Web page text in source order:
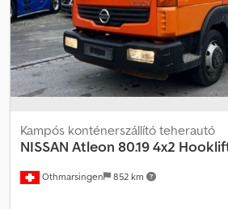
Értékesítés kizárólag kereskedőknek és
20362 !!!! Kulcsszám: 174 !!!!
Othmarsingen 852 km
Kampós konténerszállító teherautó
NISSAN Atleon 80.19 4x2